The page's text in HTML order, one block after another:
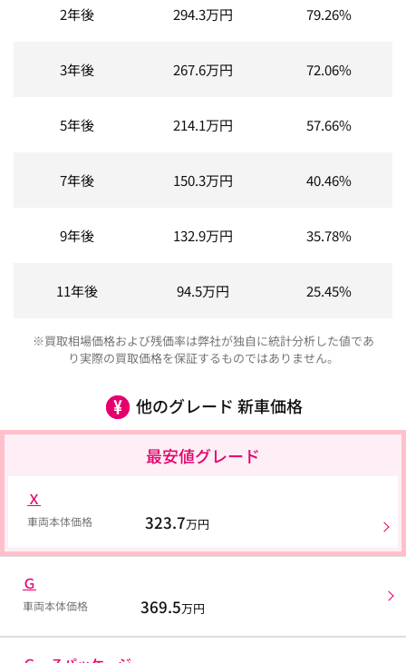
2年後 294.3万円 79.26%
3年後 267.6万円 72.06%
5年後 214.1万円 57.66%
7年後 150.3万円 40.46%
9年後 132.9万円 35.78%
11年後 94.5万円 25.45%
※買取相場価格および残価率は弊社が独自に統計分析した値であ
り実際の買取価格を保証するものではありません。
他のグレード 新車価格
最安値グレード
Ｘ
車両本体価格 323.7万円
Ｇ
車両本体価格 369.5万円